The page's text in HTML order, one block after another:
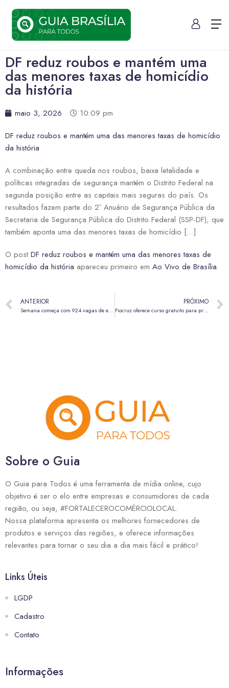
DF reduz roubos e mantém uma
das menores taxas de homicídio
da história
maio 3, 2026
10:09 pm
DF reduz roubos e mantém uma das menores taxas de homicídio
da história
A combinação entre queda nos roubos, baixa letalidade e
políticas integradas de segurança mantém o Distrito Federal na
segunda posição entre as capitais mais seguras do país. Os
resultados fazem parte do 2º Anuário de Segurança Pública da
Secretaria de Segurança Pública do Distrito Federal (SSP-DF), que
também aponta uma das menores taxas de homicídio […]
O post DF reduz roubos e mantém uma das menores taxas de
homicídio da história apareceu primeiro em Ao Vivo de Brasília.
ANTERIOR
Semana começa com 924 vagas de emprego nas agências do trabalhador
PRÓXIMO
Fiocruz oferece curso gratuito para profissionais da saúde sobre bets e saúde mental
Sobre o Guia
O Guia para Todos é uma ferramenta de mídia online, cujo
objetivo é ser o elo entre empresas e consumidores de cada
região, ou seja, #FORTALECEROCOMÉRCIOLOCAL.
Nossa plataforma apresenta os melhores fornecedores de
produtos e serviços das regiões, e oferece informações
relevantes para tornar o seu dia a dia mais fácil e prático!
Links Úteis
LGDP
Cadastro
Contato
Informações